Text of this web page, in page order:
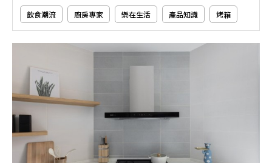
使用者的需求。但烤箱選購除了從功能上來看以外，就連其尺
寸、規格、外觀，也都是必須列入的選購要點。而你真的知道
怎樣的烤箱，有符合你的需求嗎？對新手來說，哪種類型的烤
箱才能夠幫助在家輕鬆做料理？如果你也在猶豫該如何選購烤
飲食潮流 廚房專家 樂在生活 產品知識 烤箱